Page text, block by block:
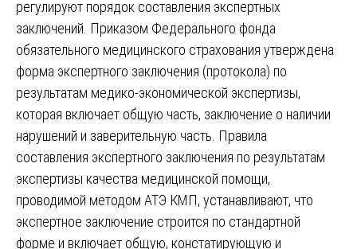
регулируют порядок составления экспертных
заключений. Приказом Федерального фонда
обязательного медицинского страхования утверждена
форма экспертного заключения (протокола) по
результатам медико-экономической экспертизы,
которая включает общую часть, заключение о наличии
нарушений и заверительную часть. Правила
составления экспертного заключения по результатам
экспертизы качества медицинской помощи,
проводимой методом АТЭ КМП, устанавливают, что
экспертное заключение строится по стандартной
форме и включает общую, констатирующую и